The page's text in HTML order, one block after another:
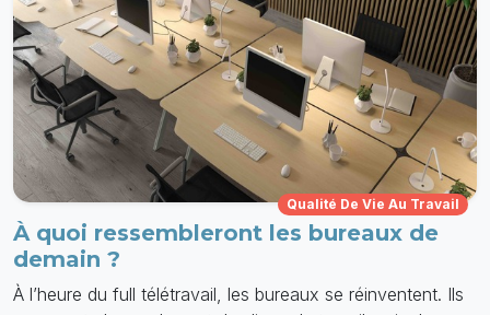
Qualité De Vie Au Travail
À quoi ressembleront les bureaux de
demain ?
À l’heure du full télétravail, les bureaux se réinventent. Ils